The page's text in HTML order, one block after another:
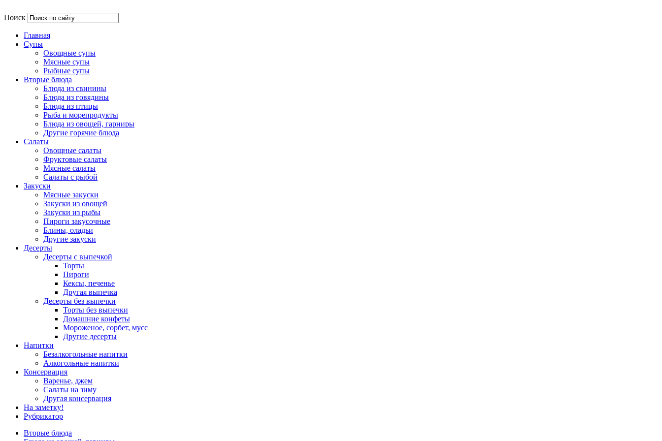
Поиск
Главная
Супы
Овощные супы
Мясные супы
Рыбные супы
Вторые блюда
Блюда из свинины
Блюда из говядины
Блюда из птицы
Рыба и морепродукты
Блюда из овощей, гарниры
Другие горячие блюда
Салаты
Овощные салаты
Фруктовые салаты
Мясные салаты
Салаты с рыбой
Закуски
Мясные закуски
Закуски из овощей
Закуски из рыбы
Пироги закусочные
Блины, оладьи
Другие закуски
Десерты
Десерты с выпечкой
Торты
Пироги
Кексы, печенье
Другая выпечка
Десерты без выпечки
Торты без выпечки
Домашние конфеты
Мороженое, сорбет, мусс
Другие десерты
Напитки
Безалкогольные напитки
Алкогольные напитки
Консервация
Варенье, джем
Салаты на зиму
Другая консервация
На заметку!
Рубрикатор
Вторые блюда